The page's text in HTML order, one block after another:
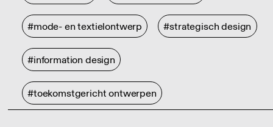
#mode- en textielontwerp #strategisch design
#information design
#toekomstgericht ontwerpen